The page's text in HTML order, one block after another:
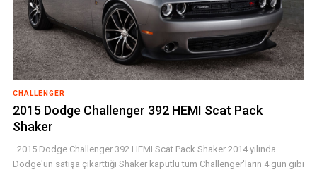
CHALLENGER
2015 Dodge Challenger 392 HEMI Scat Pack
Shaker
2015 Dodge Challenger 392 HEMI Scat Pack Shaker 2014 yılında
Dodge'un satışa çıkarttığı Shaker kaputlu tüm Challenger'ların 4 gün gibi